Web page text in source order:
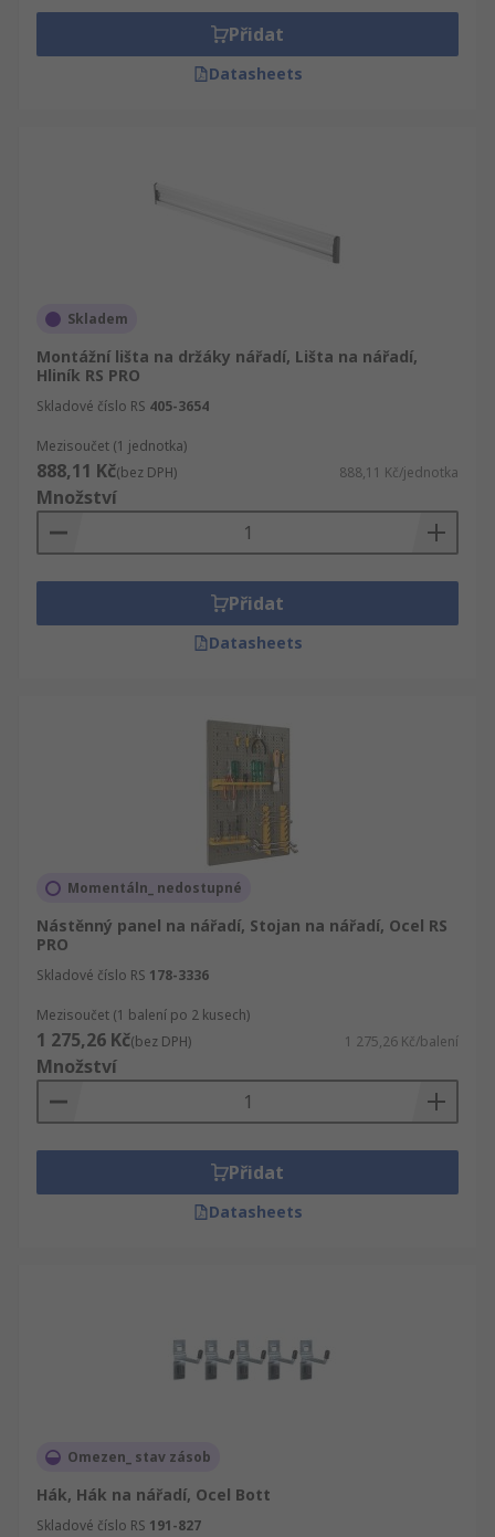
Přidat
Datasheets
Skladem
Montážní lišta na držáky nářadí, Lišta na nářadí,
Hliník RS PRO
Skladové číslo RS 405-3654
Mezisoučet (1 jednotka)
888,11 Kč(bez DPH) 888,11 Kč/jednotka
Množství
Přidat
Datasheets
Momentáln_ nedostupné
Nástěnný panel na nářadí, Stojan na nářadí, Ocel RS
PRO
Skladové číslo RS 178-3336
Mezisoučet (1 balení po 2 kusech)
1 275,26 Kč(bez DPH) 1 275,26 Kč/balení
Množství
Přidat
Datasheets
Omezen_ stav zásob
Hák, Hák na nářadí, Ocel Bott
Skladové číslo RS 191-827